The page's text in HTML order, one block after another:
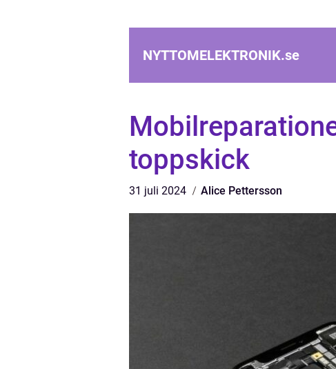
NYTTOMELEKTRONIK.se
toppskick
31 juli 2024 Alice Pettersson